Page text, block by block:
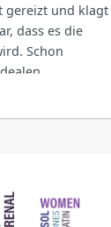
gereizt und klagt
dass es die
Schon